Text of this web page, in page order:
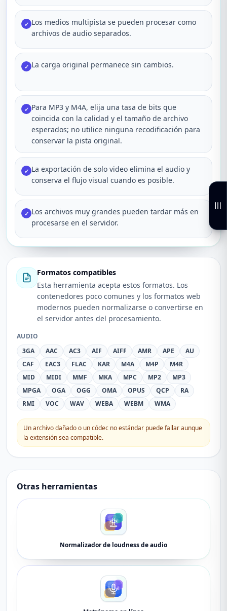
✓ Los medios multipista se pueden procesar como
archivos de audio separados.
✓ La carga original permanece sin cambios.
✓ Para MP3 y M4A, elija una tasa de bits que
coincida con la calidad y el tamaño de archivo
esperados; no utilice ninguna recodificación para
conservar la pista original.
✓ La exportación de solo video elimina el audio y
conserva el flujo visual cuando es posible.
✓ Los archivos muy grandes pueden tardar más en
procesarse en el servidor.
Formatos compatibles
Esta herramienta acepta estos formatos. Los
contenedores poco comunes y los formatos web
modernos pueden normalizarse o convertirse en
el servidor antes del procesamiento.
AUDIO
3GA
AAC AC3 AIF AIFF AMR APE
AU
CAF
EAC3 FLAC KAR M4A M4P
M4R
MID
MIDI MMF MKA MPC MP2
MP3
MPGA
OGA OGG OMA OPUS QCP
RA
RMI
VOC WAV WEBA WEBM WMA
Un archivo dañado o un códec no estándar puede fallar aunque
la extensión sea compatible.
Otras herramientas
Normalizador de loudness de audio